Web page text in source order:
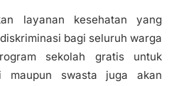
layanan kesehatan yang
bagi seluruh warga
sekolah gratis untuk
maupun swasta juga akan